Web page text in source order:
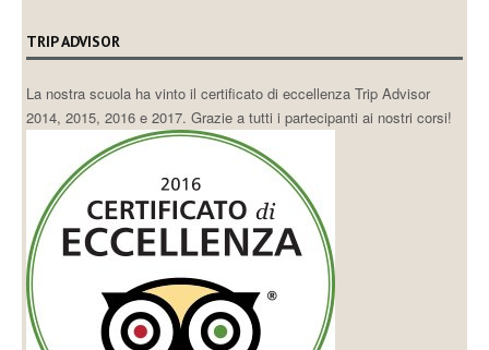
TRIP ADVISOR
La nostra scuola ha vinto il certificato di eccellenza Trip Advisor
2014, 2015, 2016 e 2017. Grazie a tutti i partecipanti ai nostri corsi!